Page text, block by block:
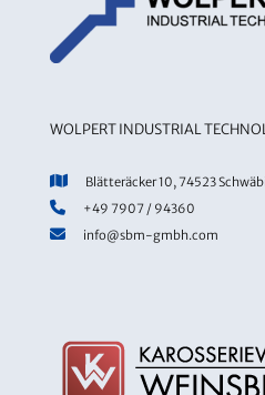
WOLPERT INDUSTRIAL
Blätteräcker 10, 74523
+49 7907 / 94360
info@sbm-gmbh.com